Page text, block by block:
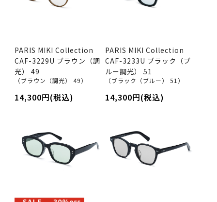
PARIS MIKI Collection
CAF-3229U ブラウン（調
光） 49
（ブラウン（調光） 49）
14,300円(税込)
PARIS MIKI Collection
CAF-3233U ブラック（ブ
ルー調光） 51
（ブラック（ブルー） 51）
14,300円(税込)